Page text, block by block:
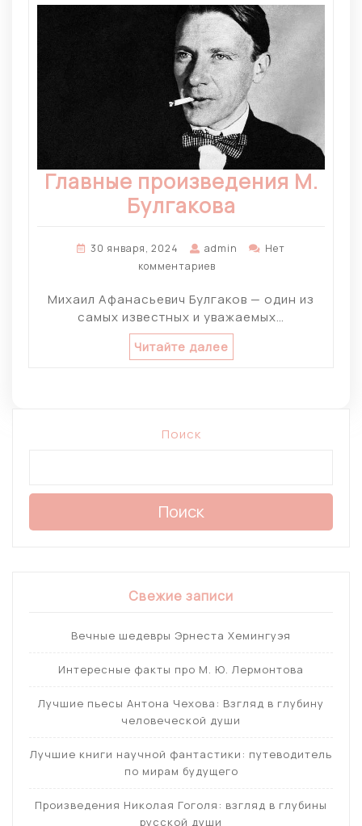
Главные произведения М.
Булгакова
30 января, 2024 admin
Нет
комментариев
Михаил Афанасьевич Булгаков — один из
самых известных и уважаемых…
Читайте далее
Поиск
Поиск
Свежие записи
Вечные шедевры Эрнеста Хемингуэя
Интересные факты про М. Ю. Лермонтова
Лучшие пьесы Антона Чехова: Взгляд в глубину
человеческой души
Лучшие книги научной фантастики: путеводитель
по мирам будущего
Произведения Николая Гоголя: взгляд в глубины
русской души